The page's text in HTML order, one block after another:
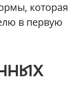
которая
в первую